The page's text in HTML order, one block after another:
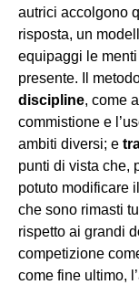
autrici accolgono
risposta, un
equipaggi le
presente. Il
discipline, come
commistione e
ambiti diversi; e
punti di vista che,
potuto modificare
che sono rimasti
rispetto ai grandi
competizione
come fine ultimo,